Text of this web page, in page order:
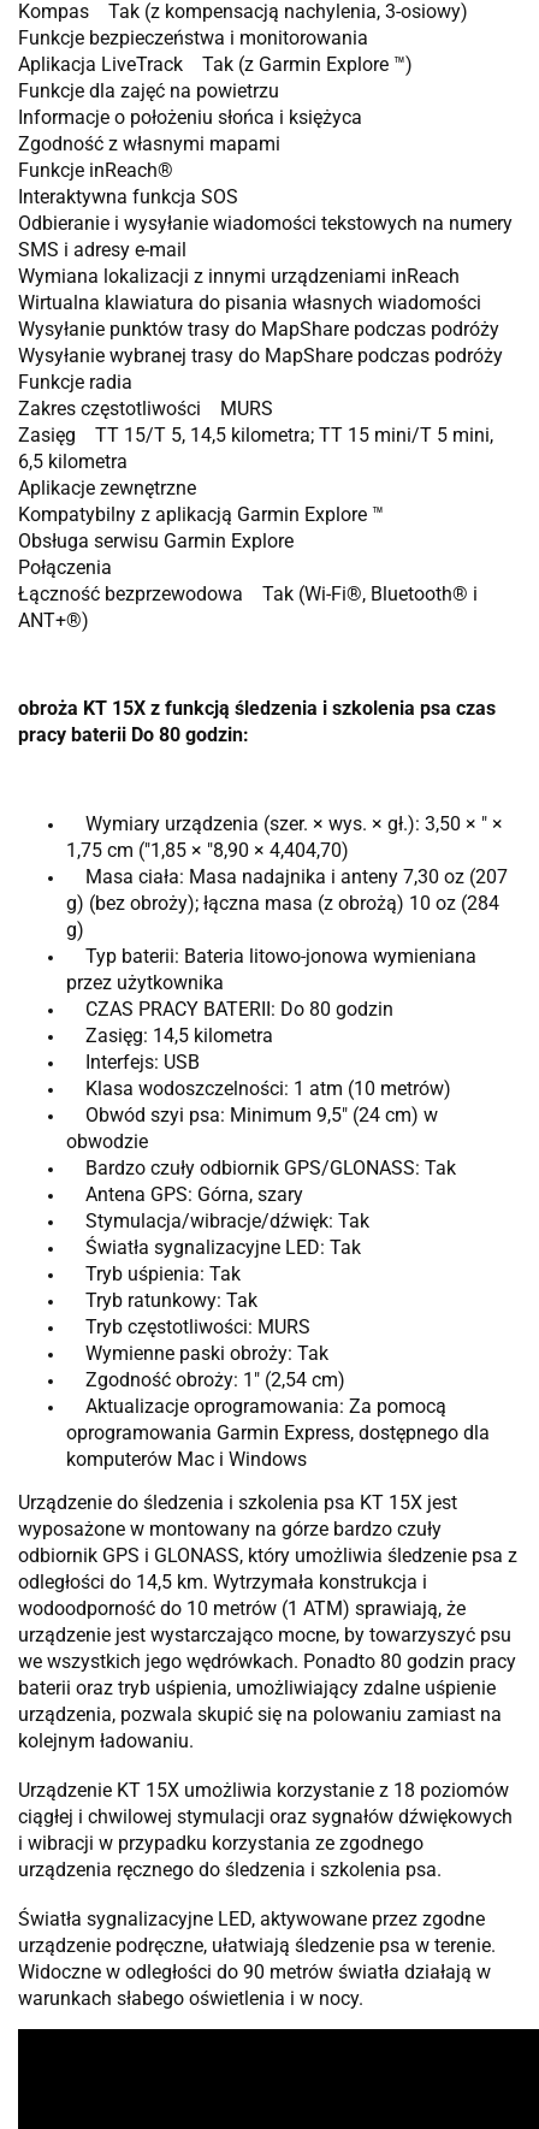
Kompas Tak (z kompensacją nachylenia, 3-osiowy)
Funkcje bezpieczeństwa i monitorowania
Aplikacja LiveTrack Tak (z Garmin Explore ™)
Funkcje dla zajęć na powietrzu
Informacje o położeniu słońca i księżyca
Zgodność z własnymi mapami
Funkcje inReach®
Interaktywna funkcja SOS
Odbieranie i wysyłanie wiadomości tekstowych na numery
SMS i adresy e-mail
Wymiana lokalizacji z innymi urządzeniami inReach
Wirtualna klawiatura do pisania własnych wiadomości
Wysyłanie punktów trasy do MapShare podczas podróży
Wysyłanie wybranej trasy do MapShare podczas podróży
Funkcje radia
Zakres częstotliwości MURS
Zasięg TT 15/T 5, 14,5 kilometra; TT 15 mini/T 5 mini,
6,5 kilometra
Aplikacje zewnętrzne
Kompatybilny z aplikacją Garmin Explore ™
Obsługa serwisu Garmin Explore
Połączenia
Łączność bezprzewodowa Tak (Wi-Fi®, Bluetooth® i
ANT+®)
obroża KT 15X z funkcją śledzenia i szkolenia psa czas
pracy baterii Do 80 godzin:
Wymiary urządzenia (szer. × wys. × gł.): 3,50 × ″ ×
1,75 cm (″1,85 × ″8,90 × 4,404,70)
Masa ciała: Masa nadajnika i anteny 7,30 oz (207
g) (bez obroży); łączna masa (z obrożą) 10 oz (284
g)
Typ baterii: Bateria litowo-jonowa wymieniana
przez użytkownika
CZAS PRACY BATERII: Do 80 godzin
Zasięg: 14,5 kilometra
Interfejs: USB
Klasa wodoszczelności: 1 atm (10 metrów)
Obwód szyi psa: Minimum 9,5″ (24 cm) w
obwodzie
Bardzo czuły odbiornik GPS/GLONASS: Tak
Antena GPS: Górna, szary
Stymulacja/wibracje/dźwięk: Tak
Światła sygnalizacyjne LED: Tak
Tryb uśpienia: Tak
Tryb ratunkowy: Tak
Tryb częstotliwości: MURS
Wymienne paski obroży: Tak
Zgodność obroży: 1″ (2,54 cm)
Aktualizacje oprogramowania: Za pomocą
oprogramowania Garmin Express, dostępnego dla
komputerów Mac i Windows
Urządzenie do śledzenia i szkolenia psa KT 15X jest
wyposażone w montowany na górze bardzo czuły
odbiornik GPS i GLONASS, który umożliwia śledzenie psa z
odległości do 14,5 km. Wytrzymała konstrukcja i
wodoodporność do 10 metrów (1 ATM) sprawiają, że
urządzenie jest wystarczająco mocne, by towarzyszyć psu
we wszystkich jego wędrówkach. Ponadto 80 godzin pracy
baterii oraz tryb uśpienia, umożliwiający zdalne uśpienie
urządzenia, pozwala skupić się na polowaniu zamiast na
kolejnym ładowaniu.
Urządzenie KT 15X umożliwia korzystanie z 18 poziomów
ciągłej i chwilowej stymulacji oraz sygnałów dźwiękowych
i wibracji w przypadku korzystania ze zgodnego
urządzenia ręcznego do śledzenia i szkolenia psa.
Światła sygnalizacyjne LED, aktywowane przez zgodne
urządzenie podręczne, ułatwiają śledzenie psa w terenie.
Widoczne w odległości do 90 metrów światła działają w
warunkach słabego oświetlenia i w nocy.